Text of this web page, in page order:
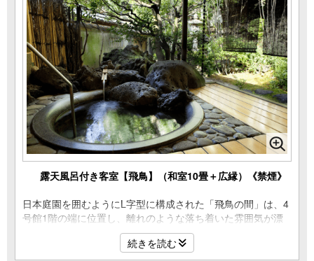
露天風呂付き客室【飛鳥】（和室10畳＋広縁）《禁煙》
日本庭園を囲むようにL字型に構成された「飛鳥の間」は、4
号館1階の端に位置し、離れのような落ち着いた雰囲気が漂
回廊のような広縁を渡ったその先には、重厚感にあふれた石
続きを読む